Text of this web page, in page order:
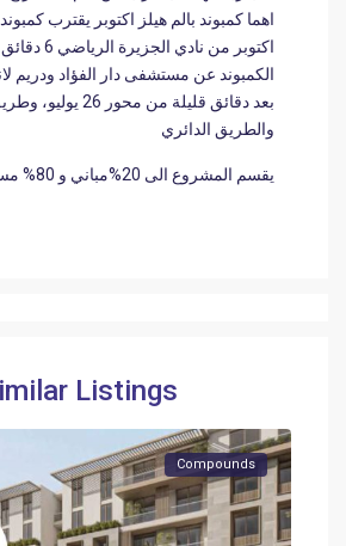
اهما كمبوند بالم هيلز اكتوبر يقترب
اكتوبر من نادي
بعد دقائق قليلة من محور
والطريق الدائري
يقسم المشروع الى 20%مباني و 80% مساحات خضراء
Listings
Compounds